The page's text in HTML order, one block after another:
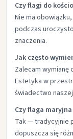
Czy flagi do
Nie ma
podczas
znaczenia.
Jak często
Zalecam wymianę
Estetyka w
świadectwo
Czy flaga
Tak — tradycyjnie
dopuszcza się